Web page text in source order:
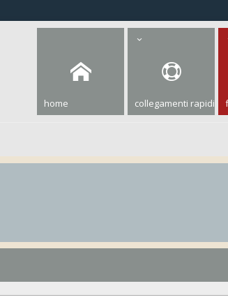
home collegamenti rapidi